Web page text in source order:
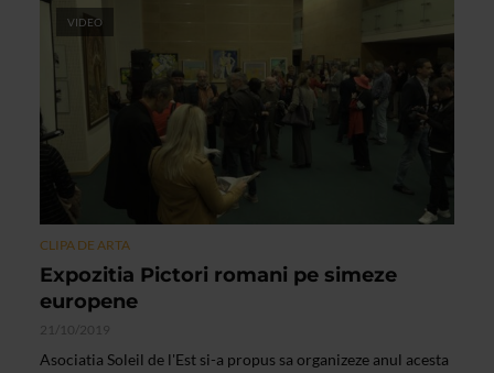
VIDEO
CLIPA DE ARTA
Expozitia Pictori romani pe simeze
europene
21/10/2019
Asociatia Soleil de l'Est si-a propus sa organizeze anul acesta